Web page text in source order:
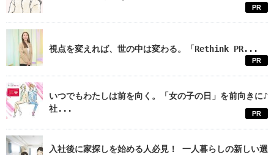
PR
視点を変えれば、世の中は変わる。「Rethink PR...
PR
いつでもわたしは前を向く。「女の子の日」を前向きに♪
社...
PR
入社後に家探しを始める人必見！ 一人暮らしの新しい選